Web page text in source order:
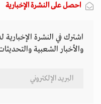
احصل على النشرة الإخبارية
اشترك في النشرة الإخبارية
والأخبار الشعبية